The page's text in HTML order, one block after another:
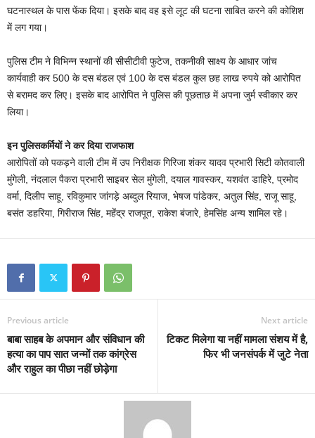
घटनास्थल के पास फेंक दिया। इसके बाद वह इसे लूट की घटना साबित करने की कोशिश
में लग गया।
पुलिस टीम ने विभिन्न स्थानों की सीसीटीवी फुटेज, तकनीकी साक्ष्य के आधार जांच
कार्यवाही कर 500 के दस बंडल एवं 100 के दस बंडल कुल छह लाख रुपये को आरोपित
से बरामद कर लिए। इसके बाद आरोपित ने पुलिस की पूछताछ में अपना जुर्म स्वीकार कर
लिया।
इन पुलिसकर्मियों ने कर दिया राजफाश
आरोपितों को पकड़ने वाली टीम में उप निरीक्षक गिरिजा शंकर यादव प्रभारी सिटी कोतवाली
मुंगेली, नंदलाल पैकरा प्रभारी साइबर सेल मुंगेली, दयाल गावस्कर, यशवंत डाहिरे, प्रमोद
वर्मा, दिलीप साहू, रविकुमार जांगड़े अब्दुल रियाज, भेषज पांडेकर, अतुल सिंह, राजू साहू,
बसंत डहरिया, गिरीराज सिंह, महेंंद्र राजपूत, राकेश बंजारे, हेमसिंह अन्य शामिल रहे।
Previous article
बाबा साहब के अपमान और संविधान की
हत्या का पाप सात जन्मों तक कांग्रेस
और राहुल का पीछा नहीं छोड़ेगा
Next article
टिकट मिलेगा या नहीं मामला संशय में है,
फिर भी जनसंपर्क में जुटे नेता